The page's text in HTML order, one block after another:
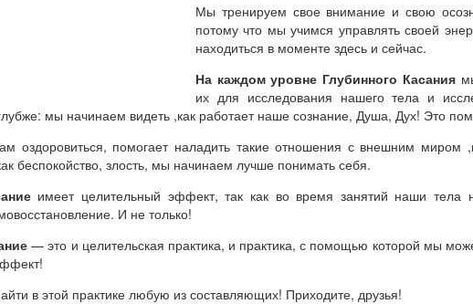
Мы тренируем свое внимание и свою
потому что мы учимся управлять своей
находиться в моменте здесь и сейчас.
На каждом уровне Глубинного Касания
их для исследования нашего тела и
мы начинаем видеть ,как работает наше сознание, Душа, Дух! Это
оздоровиться, помогает наладить такие отношения с внешним миром
беспокойство, злость, мы начинаем лучше понимать себя.
имеет целительный эффект, так как во время занятий наши тела
И не только!
— это и целительская практика, и практика, с помощью которой мы
в этой практике любую из составляющих! Приходите, друзья!